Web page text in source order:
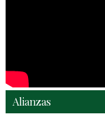
Alianzas